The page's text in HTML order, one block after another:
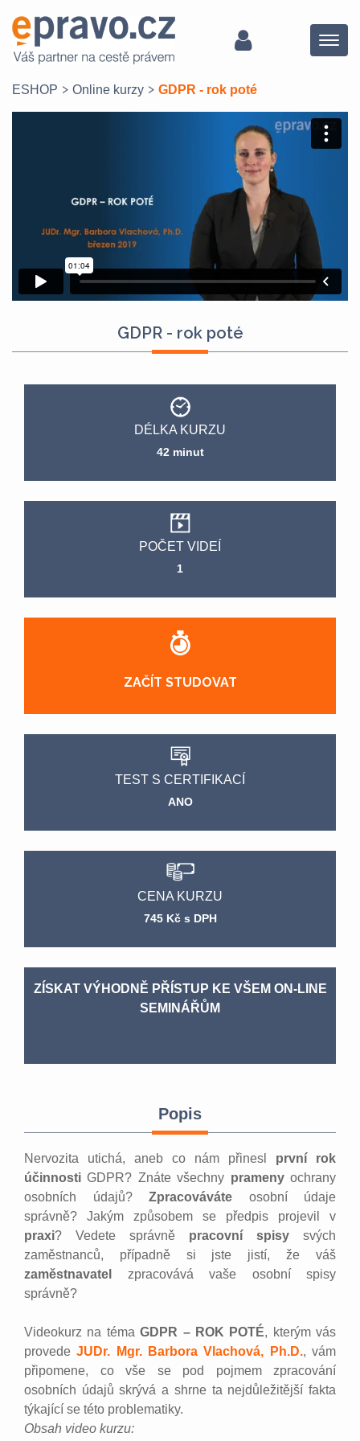
Menu
ESHOP Online kurzy GDPR - rok poté
GDPR - rok poté
DÉLKA KURZU
42 minut
POČET VIDEÍ
1
ZAČÍT STUDOVAT
TEST S CERTIFIKACÍ
ANO
CENA KURZU
745 Kč s DPH
ZÍSKAT VÝHODNĚ PŘÍSTUP KE VŠEM ON-LINE
SEMINÁŘŮM
Popis
Nervozita utichá, aneb co nám přinesl první rok
účinnosti GDPR? Znáte všechny pramenyochrany
osobních údajů? Zpracováváte osobní údaje
správně? Jakým způsobem se předpis projevil v
praxi? Vedete správně pracovní spisy svých
zaměstnanců, případně si jste jistí, že váš
zaměstnavatel
zpracovává vaše osobní spisy
správně?
Videokurz na témaGDPR – ROK POTÉ, kterým vás
provedeJUDr. Mgr. Barbora Vlachová, Ph.D., vám
připomene, co vše se pod pojmem zpracování
osobních údajů skrývá a shrne ta nejdůležitější fakta
týkající se této problematiky.
Obsah video kurzu: